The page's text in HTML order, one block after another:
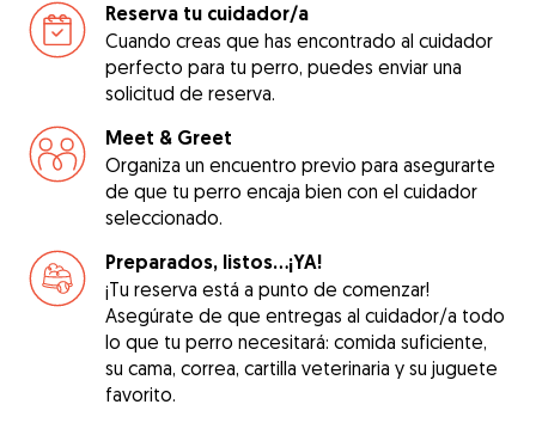
Reserva tu cuidador/a
Cuando creas que has encontrado al cuidador
perfecto para tu perro, puedes enviar una
solicitud de reserva.
Meet & Greet
Organiza un encuentro previo para asegurarte
de que tu perro encaja bien con el cuidador
seleccionado.
Preparados, listos...¡YA!
¡Tu reserva está a punto de comenzar!
Asegúrate de que entregas al cuidador/a todo
lo que tu perro necesitará: comida suficiente,
su cama, correa, cartilla veterinaria y su juguete
favorito.